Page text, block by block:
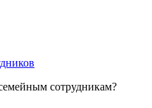
сотрудникам?